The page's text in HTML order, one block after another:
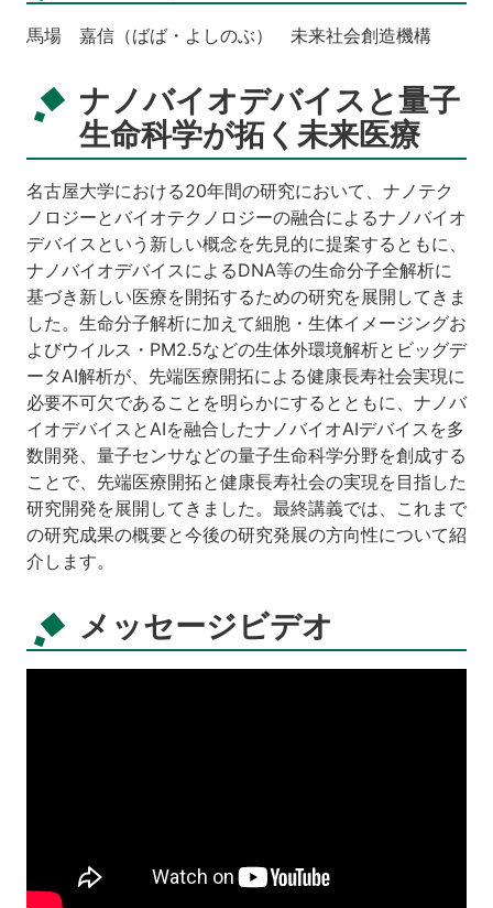
馬場 嘉信（ばば・よしのぶ） 未来社会創造機構
ナノバイオデバイスと量子
生命科学が拓く未来医療
名古屋大学における20年間の研究において、ナノテク
ノロジーとバイオテクノロジーの融合によるナノバイオ
デバイスという新しい概念を先見的に提案するともに、
ナノバイオデバイスによるDNA等の生命分子全解析に
基づき新しい医療を開拓するための研究を展開してきま
した。生命分子解析に加えて細胞・生体イメージングお
よびウイルス・PM2.5などの生体外環境解析とビッグデ
ータAI解析が、先端医療開拓による健康長寿社会実現に
必要不可欠であることを明らかにするとともに、ナノバ
イオデバイスとAIを融合したナノバイオAIデバイスを多
数開発、量子センサなどの量子生命科学分野を創成する
ことで、先端医療開拓と健康長寿社会の実現を目指した
研究開発を展開してきました。最終講義では、これまで
の研究成果の概要と今後の研究発展の方向性について紹
介します。
メッセージビデオ